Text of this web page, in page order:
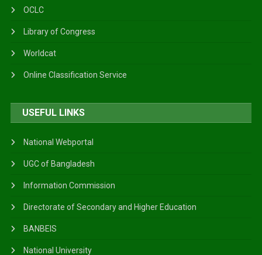
OCLC
Library of Congress
Worldcat
Online Classification Service
USEFUL LINKS
National Webportal
UGC of Bangladesh
Information Commission
Directorate of Secondary and Higher Education
BANBEIS
National University